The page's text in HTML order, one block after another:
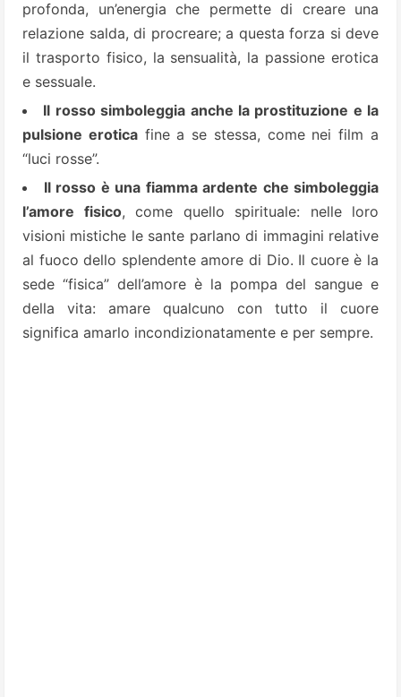
profonda, un’energia che permette di creare una
relazione salda, di procreare; a questa forza si deve
il trasporto fisico, la sensualità, la passione erotica
e sessuale.
Il rosso simboleggia anche la prostituzione e la
pulsione eroticafine a se stessa, come nei film a
“luci rosse”.
Il rosso è una fiamma ardente che simboleggia
l’amore fisico, come quello spirituale: nelle loro
visioni mistiche le sante parlano di immagini relative
al fuoco dello splendente amore di Dio. Il cuore è la
sede “fisica” dell’amore è la pompa del sangue e
della vita: amare qualcuno con tutto il cuore
significa amarlo incondizionatamente e per sempre.